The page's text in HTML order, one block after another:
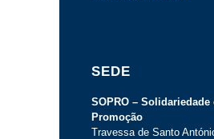
SEDE
SOPRO – Solidariedade
Promoção
Travessa de Santo